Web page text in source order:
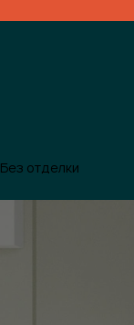
Без отделки